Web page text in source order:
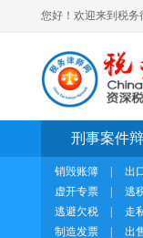
您好！欢迎来到税
刑事案件
销毁账簿
出
虚开专票
逃
逃避欠税
走
制造发票
出